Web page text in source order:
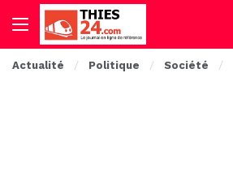
Actualité Politique Société